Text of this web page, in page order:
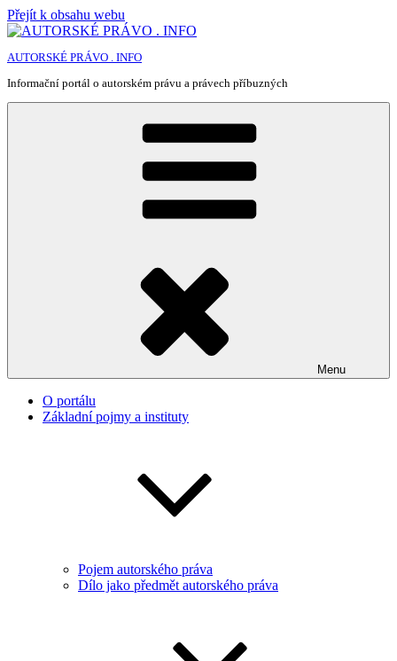
Přejít k obsahu webu
AUTORSKÉ PRÁVO . INFO
Informační portál o autorském právu a právech příbuzných
Menu
O portálu
Základní pojmy a instituty
Pojem autorského práva
Dílo jako předmět autorského práva